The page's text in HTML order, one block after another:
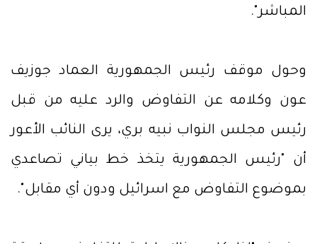
المباشر".
وحول موقف رئيس الجمهورية العماد جوزيف
عون وكلامه عن التفاوض والرد عليه من قبل
رئيس مجلس النواب نبيه بري، يرى النائب الأعور
أن "رئيس الجمهورية يتخذ خط بياني تصاعدي
بموضوع التفاوض مع اسرائيل ودون أي مقابل".